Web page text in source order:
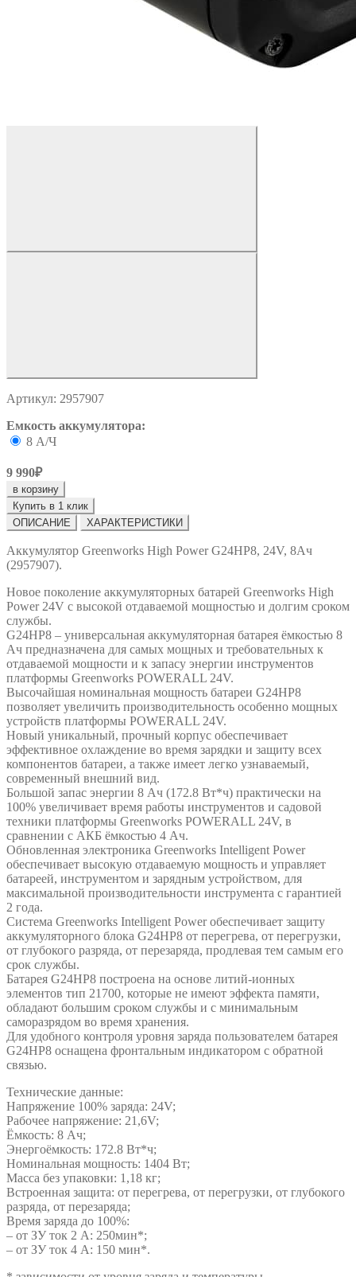
Артикул: 2957907
Емкость аккумулятора:
8 А/Ч
9 990₽
в корзину
Купить в 1 клик
ОПИСАНИЕ
ХАРАКТЕРИСТИКИ
Аккумулятор Greenworks High Power G24HP8, 24V, 8Ач
(2957907).
Новое поколение аккумуляторных батарей Greenworks High
Power 24V с высокой отдаваемой мощностью и долгим сроком
службы.
G24HP8 – универсальная аккумуляторная батарея ёмкостью 8
Ач предназначена для самых мощных и требовательных к
отдаваемой мощности и к запасу энергии инструментов
платформы Greenworks POWERALL 24V.
Высочайшая номинальная мощность батареи G24HP8
позволяет увеличить производительность особенно мощных
устройств платформы POWERALL 24V.
Новый уникальный, прочный корпус обеспечивает
эффективное охлаждение во время зарядки и защиту всех
компонентов батареи, а также имеет легко узнаваемый,
современный внешний вид.
Большой запас энергии 8 Ач (172.8 Вт*ч) практически на
100% увеличивает время работы инструментов и садовой
техники платформы Greenworks POWERALL 24V, в
сравнении с АКБ ёмкостью 4 Ач.
Обновленная электроника Greenworks Intelligent Power
обеспечивает высокую отдаваемую мощность и управляет
батареей, инструментом и зарядным устройством, для
максимальной производительности инструмента с гарантией
2 года.
Система Greenworks Intelligent Power обеспечивает защиту
аккумуляторного блока G24HP8 от перегрева, от перегрузки,
от глубокого разряда, от перезаряда, продлевая тем самым его
срок службы.
Батарея G24HP8 построена на основе литий-ионных
элементов тип 21700, которые не имеют эффекта памяти,
обладают большим сроком службы и с минимальным
саморазрядом во время хранения.
Для удобного контроля уровня заряда пользователем батарея
G24HP8 оснащена фронтальным индикатором с обратной
связью.
Технические данные:
Напряжение 100% заряда: 24V;
Рабочее напряжение: 21,6V;
Ёмкость: 8 Ач;
Энергоёмкость: 172.8 Вт*ч;
Номинальная мощность: 1404 Вт;
Масса без упаковки: 1,18 кг;
Встроенная защита: от перегрева, от перегрузки, от глубокого
разряда, от перезаряда;
Время заряда до 100%:
– от ЗУ ток 2 А: 250мин*;
– от ЗУ ток 4 А: 150 мин*.